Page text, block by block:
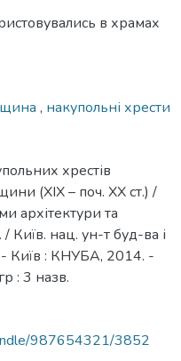
в храмах
, накупольні хрести
хрестів
(ХІХ – поч. ХХ ст.) /
архітектури та
/ Київ. нац. ун-т буд-ва і
- Київ : КНУБА, 2014. -
: 3 назв.
987654321/3852